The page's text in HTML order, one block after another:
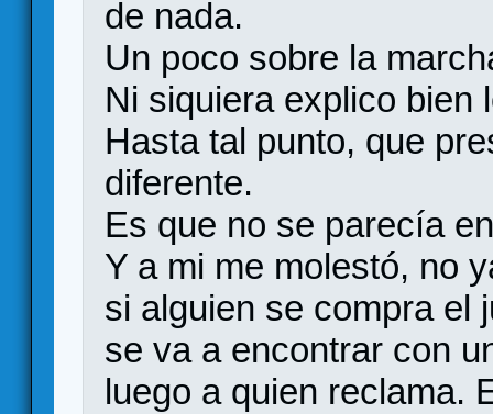
de nada.
Un poco sobre la
Ni siquiera explico bien
Hasta tal punto, que
diferente.
Es que no se parecía
Y a mi me molestó, no
si alguien se compra el
se va a encontrar con
luego a quien reclama.